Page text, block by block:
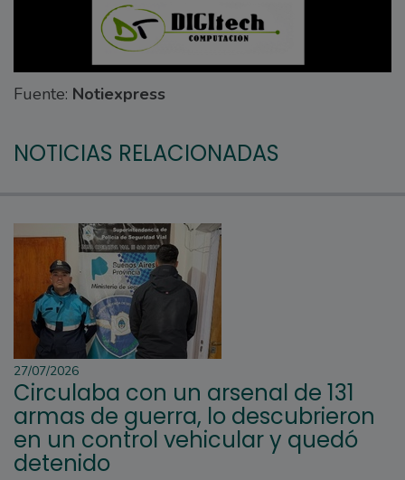
Fuente: Notiexpress
NOTICIAS RELACIONADAS
27/07/2026
Circulaba con un arsenal de 131
armas de guerra, lo descubrieron
en un control vehicular y quedó
detenido